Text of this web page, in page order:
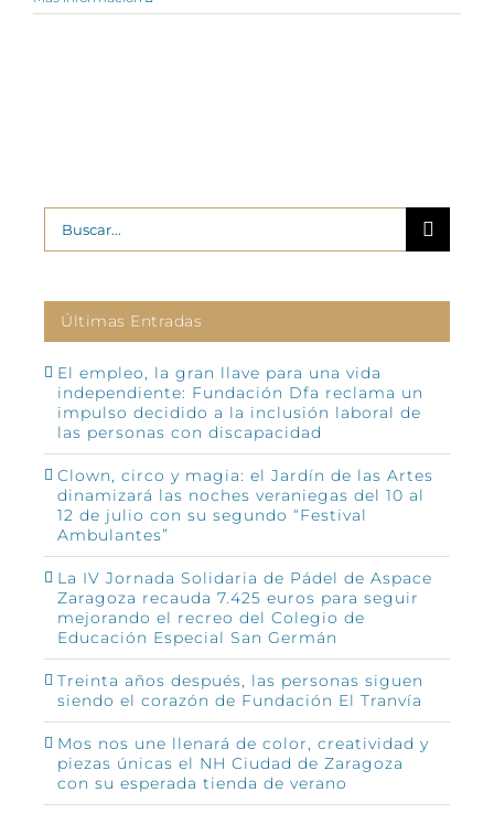
Buscar:
Últimas Entradas
El empleo, la gran llave para una vida
independiente: Fundación Dfa reclama un
impulso decidido a la inclusión laboral de
las personas con discapacidad
Clown, circo y magia: el Jardín de las Artes
dinamizará las noches veraniegas del 10 al
12 de julio con su segundo “Festival
Ambulantes”
La IV Jornada Solidaria de Pádel de Aspace
Zaragoza recauda 7.425 euros para seguir
mejorando el recreo del Colegio de
Educación Especial San Germán
Treinta años después, las personas siguen
siendo el corazón de Fundación El Tranvía
Mos nos une llenará de color, creatividad y
piezas únicas el NH Ciudad de Zaragoza
con su esperada tienda de verano